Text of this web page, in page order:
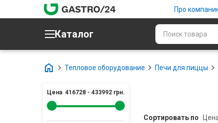
Про
Каталог
Тепловое оборудование Печи для пиццы
Цена 416728 - 433992 грн.
Сортировать по